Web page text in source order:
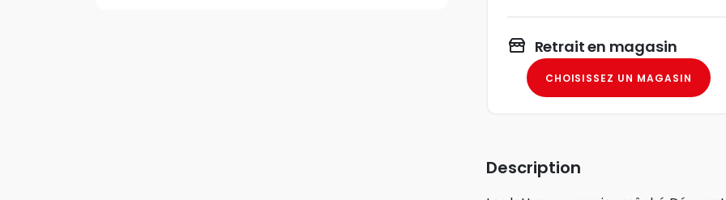
Retrait en magasin
CHOISISSEZ UN MAGASIN
Description